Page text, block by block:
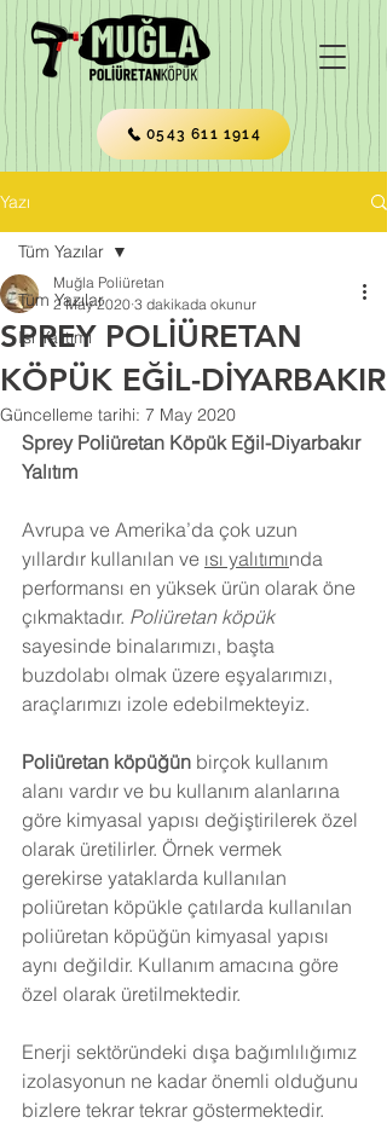
0543 611 1914
Yazı
Tüm Yazılar
Isı Yalıtımı
Tüm Yazılar
SPREY POLİÜRETAN
KÖPÜK EĞİL-DİYARBAKIR
Muğla Poliüretan
2 May 2020 3 dakikada okunur
Güncelleme tarihi: 7 May 2020
Sprey Poliüretan Köpük Eğil-Diyarbakır
Yalıtım
Avrupa ve Amerika’da çok uzun
yıllardır kullanılan ve ısı yalıtımında
performansı en yüksek ürün olarak öne
çıkmaktadır. Poliüretan köpük
sayesinde binalarımızı, başta
buzdolabı olmak üzere eşyalarımızı,
araçlarımızı izole edebilmekteyiz.
Poliüretan köpüğün birçok kullanım
alanı vardır ve bu kullanım alanlarına
göre kimyasal yapısı değiştirilerek özel
olarak üretilirler. Örnek vermek
gerekirse yataklarda kullanılan
poliüretan köpükle çatılarda kullanılan
poliüretan köpüğün kimyasal yapısı
aynı değildir. Kullanım amacına göre
özel olarak üretilmektedir.
Enerji sektöründeki dışa bağımlılığımız
izolasyonun ne kadar önemli olduğunu
bizlere tekrar tekrar göstermektedir.